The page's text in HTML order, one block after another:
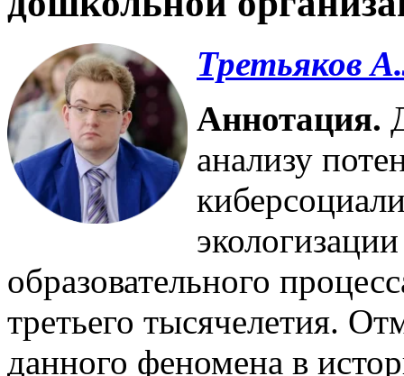
Третьяков
Аннотация.
анализу
образовательного
третьего тысячелетия.
данного феномена в